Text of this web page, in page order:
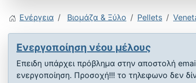
Ενέργεια Βιομάζα & Ξύλο Pellets
Ενεργοποίηση νέου μέλους
Επειδη υπάρχει πρόβλημα στην αποστολή
ενεργοποίηση. Προσοχή!!! το τηλεφωνο δεν